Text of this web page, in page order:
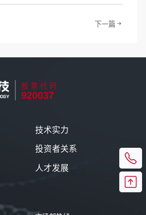
下一篇
股票代码
920037
技术实力
投资者关系
人才发展